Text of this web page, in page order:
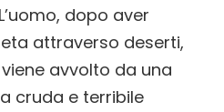
dopo aver
attraverso deserti,
avvolto da una
cruda e terribile